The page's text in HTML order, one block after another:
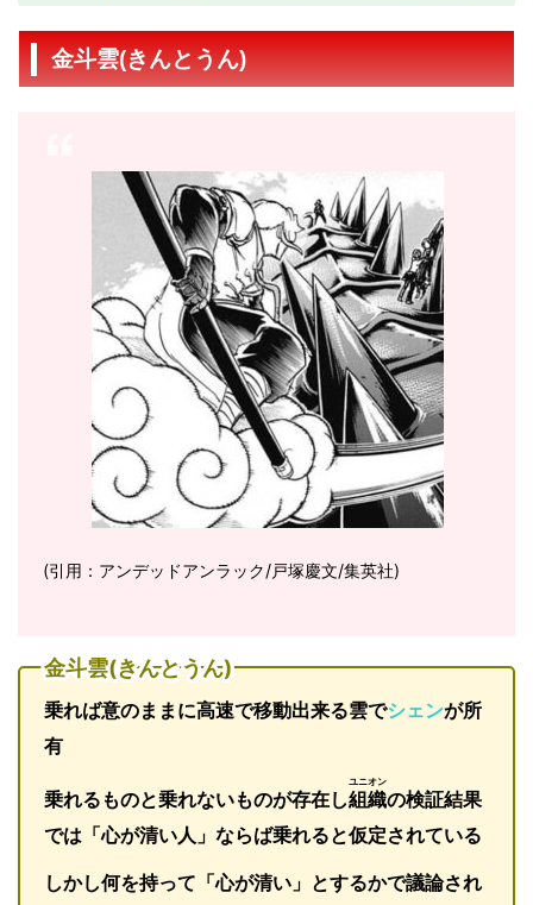
金斗雲(きんとうん)
(引用：アンデッドアンラック/戸塚慶文/集英社)
金斗雲(きんとうん)
乗れば意のままに高速で移動出来る雲でシェンが所
有
乗れるものと乗れないものが存在し組織
ユニオン
の検証結果
では「心が清い人」ならば乗れると仮定されている
しかし何を持って「心が清い」とするかで議論され